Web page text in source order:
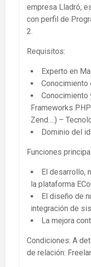
empresa Lladró,
con perfil de
2.
Requisitos:
Experto en
Conocimiento
Conocimiento
Frameworks
Zend….) –
Dominio del
Funciones
El desarrollo,
la plataforma
El diseño de
integración de
La mejora
Condiciones: A
de relación: